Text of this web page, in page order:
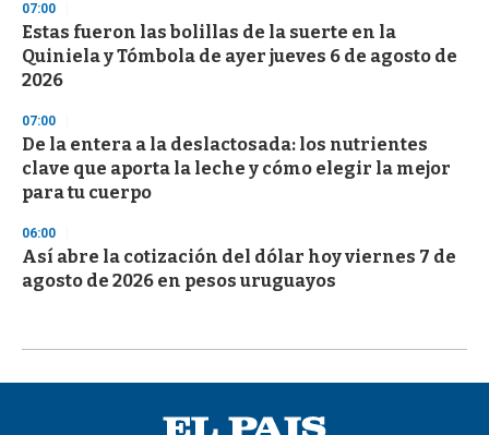
07:00
Estas fueron las bolillas de la suerte en la
Quiniela y Tómbola de ayer jueves 6 de agosto de
2026
07:00
De la entera a la deslactosada: los nutrientes
clave que aporta la leche y cómo elegir la mejor
para tu cuerpo
06:00
Así abre la cotización del dólar hoy viernes 7 de
agosto de 2026 en pesos uruguayos